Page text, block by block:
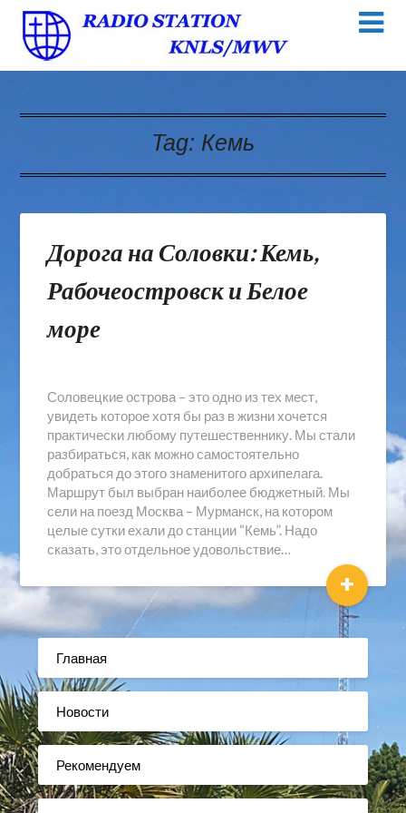
Tag: Кемь
Дорога на Соловки: Кемь,
Рабочеостровск и Белое
море
Соловецкие острова – это одно из тех мест,
увидеть которое хотя бы раз в жизни хочется
практически любому путешественнику. Мы стали
разбираться, как можно самостоятельно
добраться до этого знаменитого архипелага.
Маршрут был выбран наиболее бюджетный. Мы
сели на поезд Москва – Мурманск, на котором
целые сутки ехали до станции “Кемь”. Надо
сказать, это отдельное удовольствие…
+
Главная
Новости
Рекомендуем